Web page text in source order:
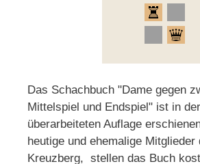
Das Schachbuch "Dame gegen
Mittelspiel und Endspiel" ist in
überarbeiteten Auflage
heutige und ehemalige Mitglieder
Kreuzberg, stellen das Buch